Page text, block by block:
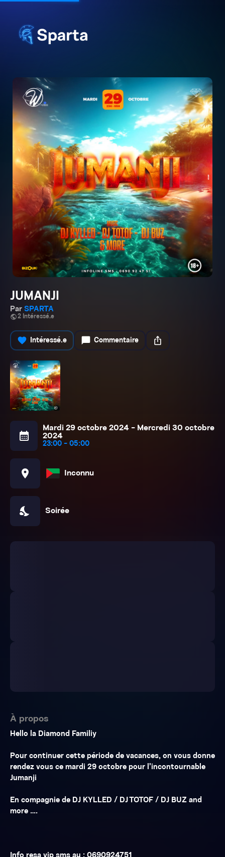
JUMANJI
Par SPARTA
public2 Intéressé.e
favorite Intéressé.e chat_bubble Commentaire ios_share
calendar_month
Mardi 29 octobre 2024 - Mercredi 30 octobre
2024
23:00 - 05:00
location_on Inconnu
nights_stay Soirée
À propos
Hello la Diamond Familiy
Pour continuer cette période de vacances, on vous donne
rendez vous ce mardi 29 octobre pour l’incontournable
Jumanji
En compagnie de DJ KYLLED / DJ TOTOF / DJ BUZ and
more ….